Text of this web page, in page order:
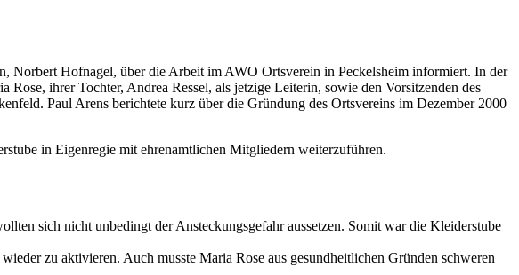
Norbert Hofnagel, über die Arbeit im AWO Ortsverein in Peckelsheim informiert. In der
ihrer Tochter, Andrea Ressel, als jetzige Leiterin, sowie den Vorsitzenden des
Paul Arens berichtete kurz über die Gründung des Ortsvereins im Dezember 2000
in Eigenregie mit ehrenamtlichen Mitgliedern weiterzuführen.
sich nicht unbedingt der Ansteckungsgefahr aussetzen. Somit war die Kleiderstube
zu aktivieren. Auch musste Maria Rose aus gesundheitlichen Gründen schweren